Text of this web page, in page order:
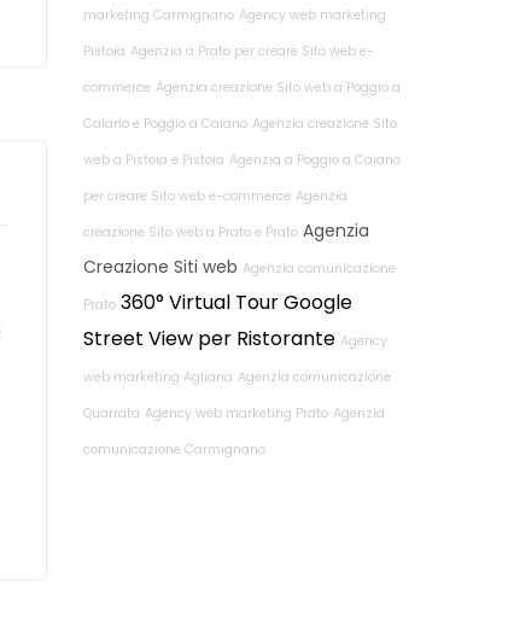
marketing Carmignano Agency web marketing
Pistoia Agenzia a Prato per creare Sito web e-
commerce Agenzia creazione Sito web a Poggio a
Caiano e Poggio a Caiano Agenzia creazione Sito
web a Pistoia e Pistoia Agenzia a Poggio a Caiano
per creare Sito web e-commerce Agenzia
creazione Sito web a Prato e Prato Agenzia
Creazione Siti web Agenzia comunicazione
Prato 360° Virtual Tour Google
Street View per Ristorante Agency
web marketing Agliana Agenzia comunicazione
Quarrata Agency web marketing Prato Agenzia
comunicazione Carmignano